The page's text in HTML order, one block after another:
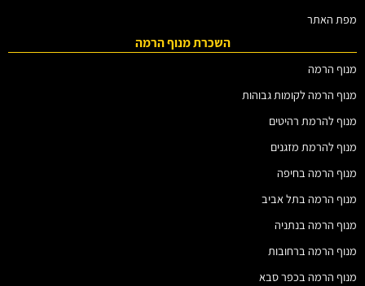
מפת האתר
השכרת מנוף הרמה
מנוף הרמה
מנוף הרמה לקומות גבוהות
מנוף להרמת רהיטים
מנוף להרמת מזגנים
מנוף הרמה בחיפה
מנוף הרמה בתל אביב
מנוף הרמה בנתניה
מנוף הרמה ברחובות
מנוף הרמה בכפר סבא